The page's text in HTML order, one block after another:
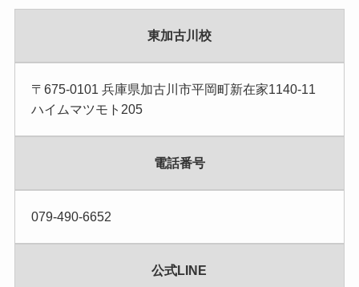
東加古川校
〒675-0101 兵庫県加古川市平岡町新在家1140-11
ハイムマツモト205
電話番号
079-490-6652
公式LINE